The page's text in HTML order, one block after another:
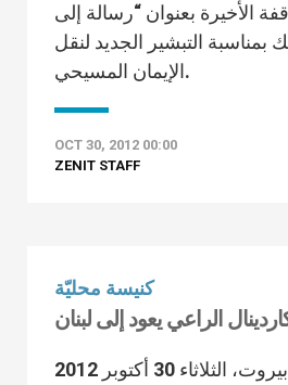
الأخيرة بعنوان “رسالة إلى
بمناسبة التبشير الجديد لنقل
الإيمان المسيحي.
OCT 30, 2012 00:00
ZENIT STAFF
كنيسة محليّة
الراعي يعود إلى لبنان